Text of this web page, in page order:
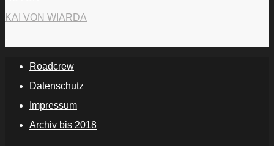
KAI VON WIARDA
Roadcrew
Datenschutz
Impressum
Archiv bis 2018